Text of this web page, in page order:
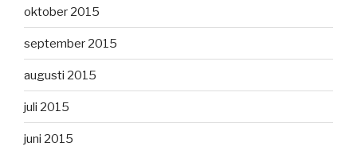
oktober 2015
september 2015
augusti 2015
juli 2015
juni 2015